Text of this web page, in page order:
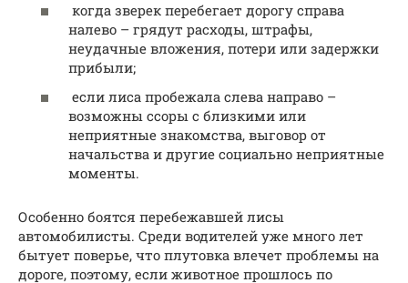
когда зверек перебегает дорогу справа
налево – грядут расходы, штрафы,
неудачные вложения, потери или задержки
прибыли;
если лиса пробежала слева направо –
возможны ссоры с близкими или
неприятные знакомства, выговор от
начальства и другие социально неприятные
моменты.
Особенно боятся перебежавшей лисы
автомобилисты. Среди водителей уже много лет
бытует поверье, что плутовка влечет проблемы на
дороге, поэтому, если животное прошлось по